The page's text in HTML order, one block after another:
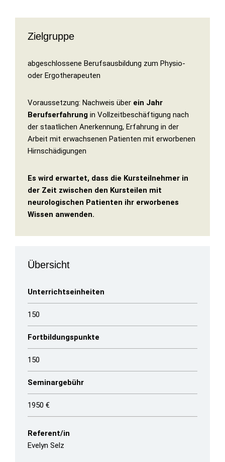
Zielgruppe
abgeschlossene Berufsausbildung zum Physio-
oder Ergotherapeuten
Voraussetzung: Nachweis über ein Jahr
Berufserfahrung in Vollzeitbeschäftigung nach
der staatlichen Anerkennung, Erfahrung in der
Arbeit mit erwachsenen Patienten mit erworbenen
Hirnschädigungen
Es wird erwartet, dass die Kursteilnehmer in
der Zeit zwischen den Kursteilen mit
neurologischen Patienten ihr erworbenes
Wissen anwenden.
Übersicht
Unterrichtseinheiten
150
Fortbildungspunkte
150
Seminargebühr
1950 €
Referent/in
Evelyn Selz